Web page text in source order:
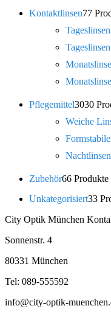
Kontaktlinsen77
Tageslinsen
Pflegemittel3030
Weiche
Nachtlinsen
Zubehör66 Produkte
Unkategorisiert33
City Optik München
Sonnenstr. 4
80331 München
Tel: 089-555592
info@city-optik-